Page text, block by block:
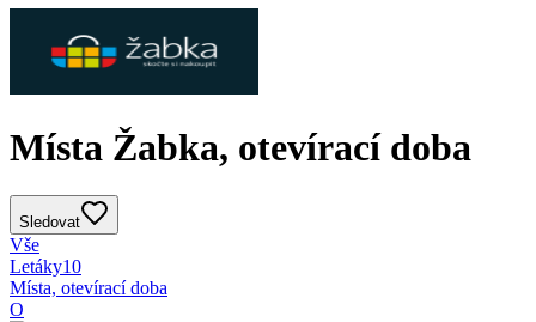
Místa Žabka, otevírací doba
Sledovat
Vše
Letáky10
Místa, otevírací doba
O